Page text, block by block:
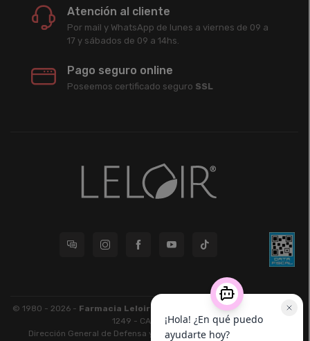
Atención al cliente
Por mail y WhatsApp de lunes a viernes de 09 a
17 y sábados de 09 a 14hs.
Pago seguro online
Poseemos certificado seguro SSL
© 1980 - 2026 - Farmacia Leloir S.R.L.
| CUIT 33609220789 - Larrea
1249 - CABA - CP 1117
Dirección General de Defensa y Protección al Consumidor: Para